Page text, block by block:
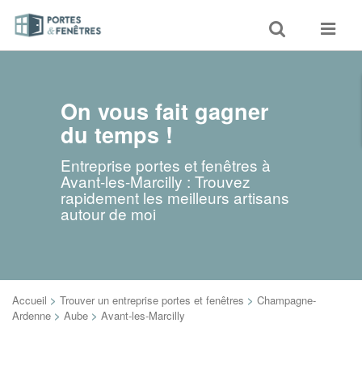
Toggle
search
Toggle
On vous fait gagner
du temps !
Entreprise portes et fenêtres à
Avant-les-Marcilly : Trouvez
rapidement les meilleurs artisans
autour de moi
Accueil > Trouver un entreprise portes et fenêtres > Champagne-
Ardenne > Aube > Avant-les-Marcilly